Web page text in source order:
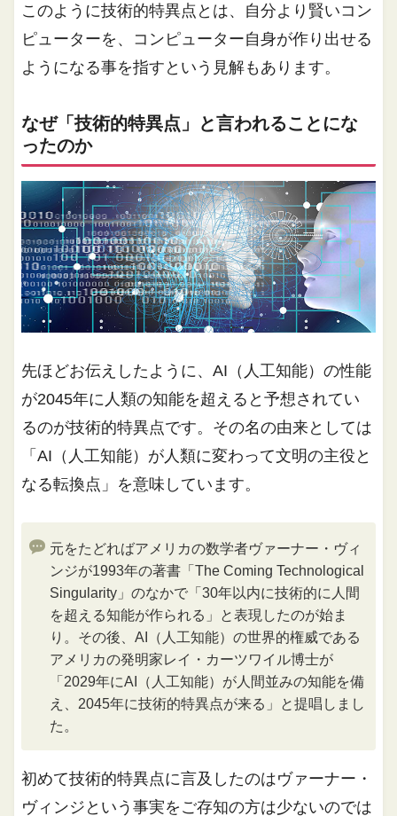
このように技術的特異点とは、自分より賢いコン
ピューターを、コンピューター自身が作り出せる
ようになる事を指すという見解もあります。
なぜ「技術的特異点」と言われることにな
ったのか
先ほどお伝えしたように、AI（人工知能）の性能
が2045年に人類の知能を超えると予想されてい
るのが技術的特異点です。その名の由来としては
「AI（人工知能）が人類に変わって文明の主役と
なる転換点」を意味しています。
元をたどればアメリカの数学者ヴァーナー・ヴィ
ンジが1993年の著書「The Coming Technological
Singularity」のなかで「30年以内に技術的に人間
を超える知能が作られる」と表現したのが始ま
り。その後、AI（人工知能）の世界的権威である
アメリカの発明家レイ・カーツワイル博士が
「2029年にAI（人工知能）が人間並みの知能を備
え、2045年に技術的特異点が来る」と提唱しまし
た。
初めて技術的特異点に言及したのはヴァーナー・
ヴィンジという事実をご存知の方は少ないのでは